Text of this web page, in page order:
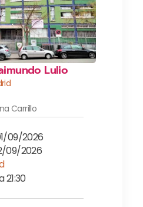
Lulio
Carrillo
09/2026
09/2026
21:30